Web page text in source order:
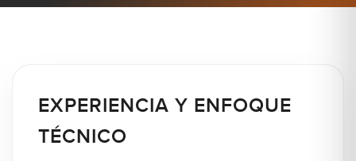
EXPERIENCIA Y ENFOQUE
TÉCNICO